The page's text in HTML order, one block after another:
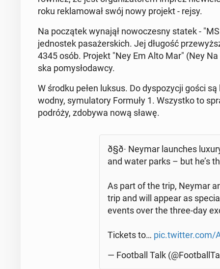
roku re­kla­mo­wał swój nowy projekt - rejsy.
Na po­czą­tek wynajął no­wo­cze­sny statek -
jed­no­stek pa­sa­żer­skich. Jej długość
4345 osób. Projekt "Ney Em Alto Mar" (Ney
ska po­my­sło­daw­cy.
W środku pełen luksus. Do dys­po­zy­cji gości
wodny, sy­mu­la­to­ry Formuły 1. Wszyst­ko to
podróży, zdobywa nową sławę.
ð§ð· Neymar laun­ches
and water parks – but he’s
As part of the trip, Neymar
trip and will appear as
events over the three-day
Tickets to… pic.twitter.com/
— Fo­ot­ball Talk